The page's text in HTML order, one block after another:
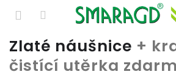
Přejít
na
obsah
Zlaté náušnice +
čistící utěrka